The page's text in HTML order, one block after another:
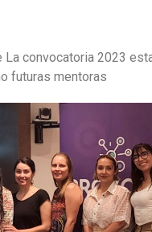
convocatoria 2023
futuras mentoras